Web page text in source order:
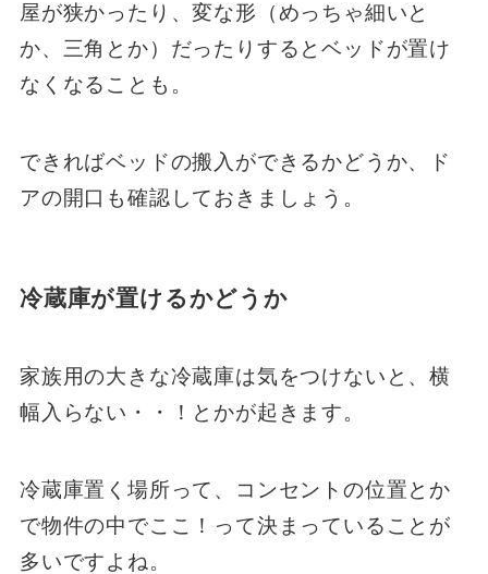
屋が狭かったり、変な形（めっちゃ細いと
か、三角とか）だったりするとベッドが置け
なくなることも。
できればベッドの搬入ができるかどうか、ド
アの開口も確認しておきましょう。
冷蔵庫が置けるかどうか
家族用の大きな冷蔵庫は気をつけないと、横
幅入らない・・！とかが起きます。
冷蔵庫置く場所って、コンセントの位置とか
で物件の中でここ！って決まっていることが
多いですよね。